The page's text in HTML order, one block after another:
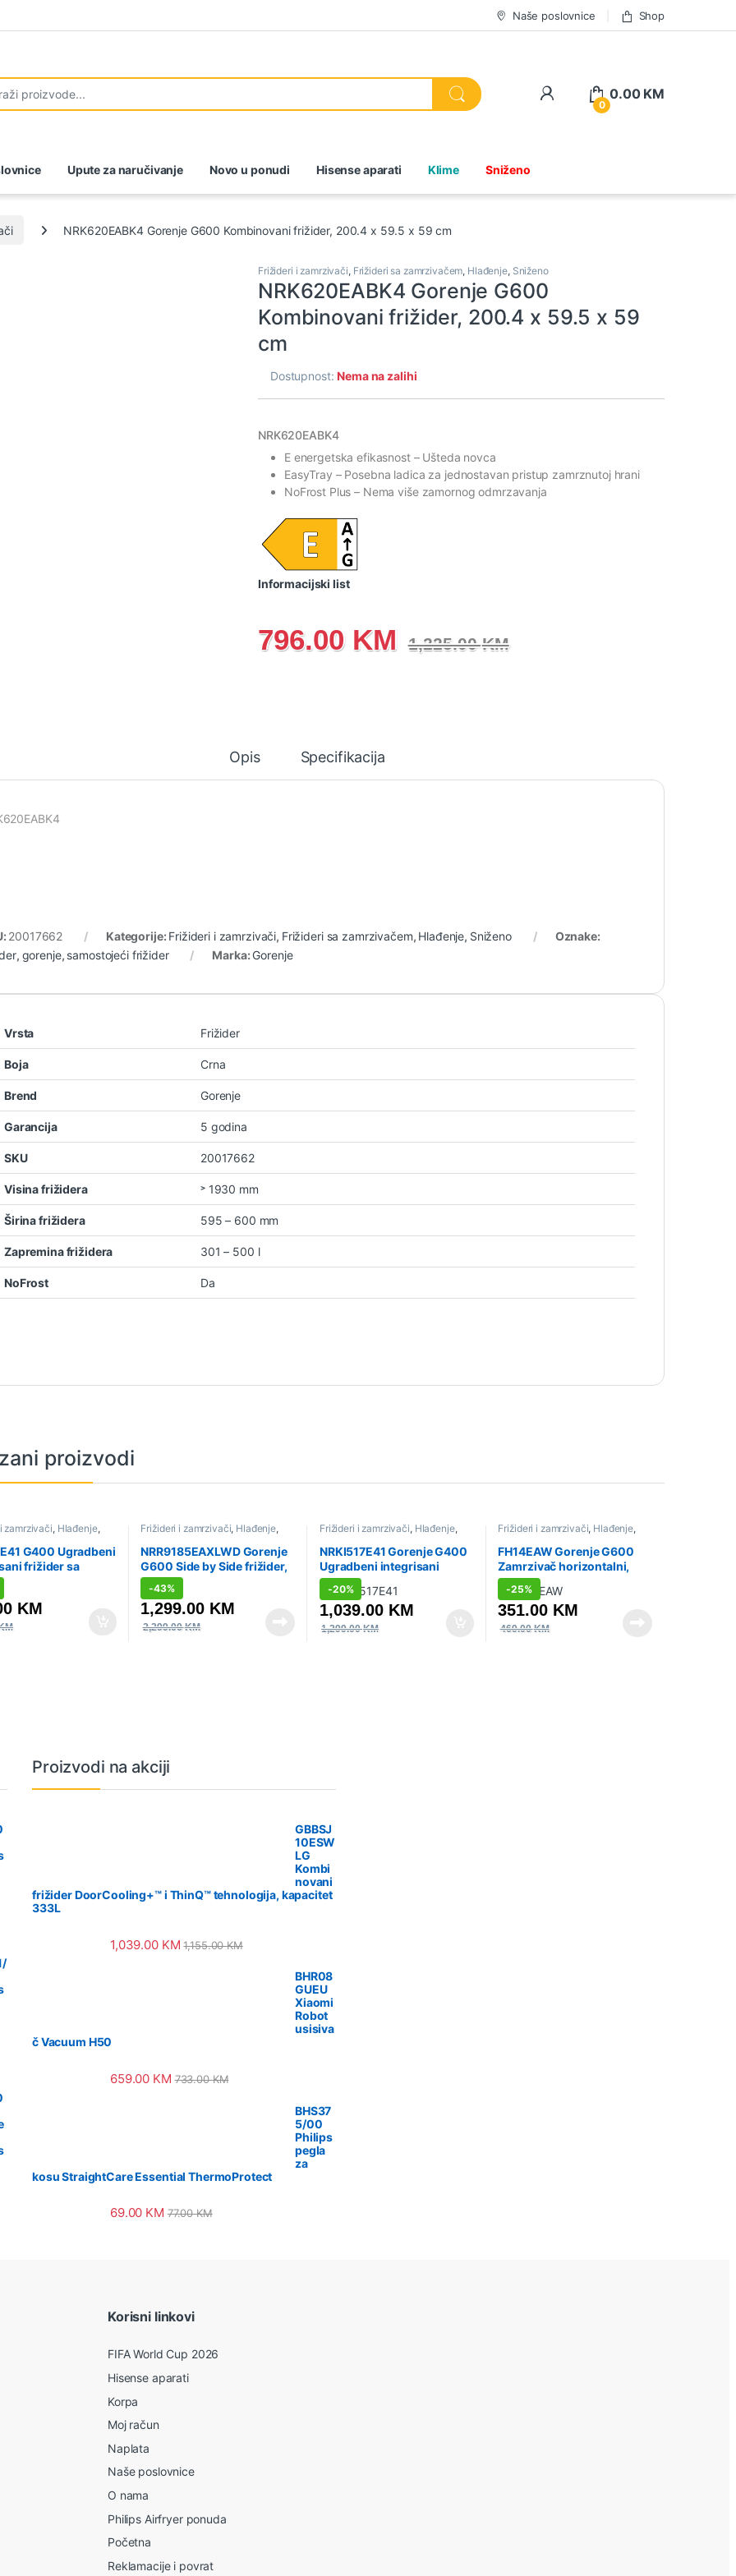
Naše poslovnice Shop
0
0.00 KM
Upute za naručivanje Novo u ponudi Hisense aparati Klime Sniženo
NRK620EABK4 Gorenje G600 Kombinovani frižider, 200.4 x 59.5 x 59 cm
Frižideri i zamrzivači, Frižideri sa zamrzivačem, Hlađenje, Sniženo
NRK620EABK4 Gorenje G600
Kombinovani frižider, 200.4 x 59.5 x 59
cm
Dostupnost:Nema na zalihi
NRK620EABK4
E energetska efikasnost – Ušteda novca
EasyTray – Posebna ladica za jednostavan pristup zamrznutoj hrani
NoFrost Plus– Nema više zamornog odmrzavanja
Informacijski list
796.00 KM 1,225.00KM
Opis Specifikacija
20017662 Kategorije: Frižideri i zamrzivači, Frižideri sa zamrzivačem, Hlađenje, Sniženo
Oznake:
, gorenje, samostojeći frižider Marka: Gorenje
Vrsta Frižider
Boja Crna
Brend Gorenje
Garancija 5 godina
SKU 20017662
Visina frižidera ˃ 1930 mm
Širina frižidera 595 – 600 mm
Zapremina frižidera 301 – 500 l
NoFrost Da
proizvodi
zamrzivači, Hlađenje,
frižideriG400 Ugradbeni
frižider sa
176.9 x 54 x
baglama
KM
Frižideri i zamrzivači, Hlađenje,
NRR9185EAXLWD Gorenje
G600 Side by Side frižider,
178.6 x 91.5 x 67 cm, Siva
-43%
1,299.00 KM
2,299.00KM
Frižideri i zamrzivači, Hlađenje,
Ugradbeni frižideri
NRKI517E41 Gorenje G400
Ugradbeni integrisani
frižider sa zamrzivačem,
177.2 x 54 x 54.5 cm, Klizna
baglama
-20%
1,039.00 KM
1,299.00KM
Frižideri i zamrzivači, Hlađenje,
Zamrzivači - horizontalni
FH14EAW Gorenje G600
Zamrzivač horizontalni,
85.4 x 62.5 x 55.9 cm
-25%
351.00 KM
469.00KM
Proizvodi na akciji
GBBSJ
10ESW
LG
Kombi
novani
frižider DoorCooling+™ i ThinQ™ tehnologija, kapacitet
333L
1,039.00 KM 1,155.00KM
BHR08
GUEU
Xiaomi
Robot
usisiva
č Vacuum H50
659.00 KM 733.00KM
BHS37
5/00
Philips
pegla
za
kosu StraightCare Essential ThermoProtect
69.00 KM 77.00KM
Korisni linkovi
FIFA World Cup 2026
Hisense aparati
Korpa
Moj račun
Naplata
Naše poslovnice
O nama
Philips Airfryer ponuda
Početna
Reklamacije i povrat